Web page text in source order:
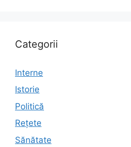
Categorii
Interne
Istorie
Politică
Rețete
Sănătate